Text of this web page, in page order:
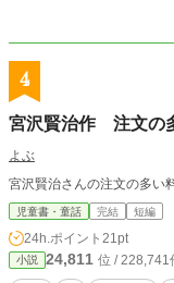
4
宮沢賢治作 注文の
よぶ
宮沢賢治さんの注文の多い
児童書・童話 完結 短編
24h.ポイント 21pt
小説 24,811 位 / 228,741